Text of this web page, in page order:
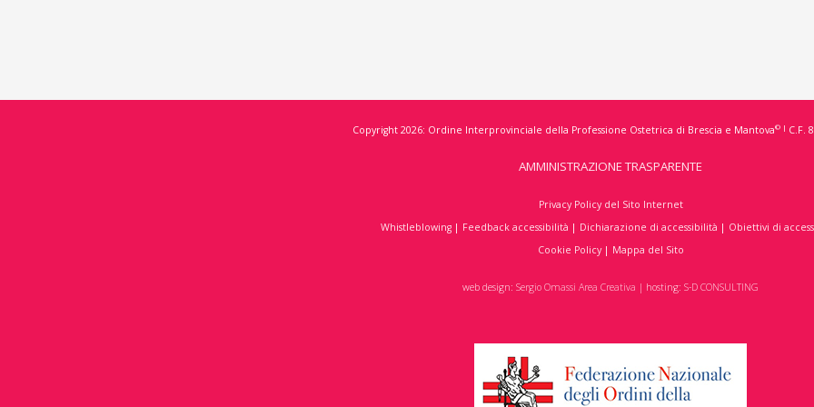
Copyright 2026: Ordine Interprovinciale della Professione Ostetrica di Brescia e Mantova© | C.F.
AMMINISTRAZIONE TRASPARENTE
Privacy Policy del Sito Internet
Whistleblowing | Feedback accessibilità | Dichiarazione di accessibilità | Obiettivi di
Cookie Policy| Mappa del Sito
web design: Sergio Omassi Area Creativa | hosting: S-D CONSULTING